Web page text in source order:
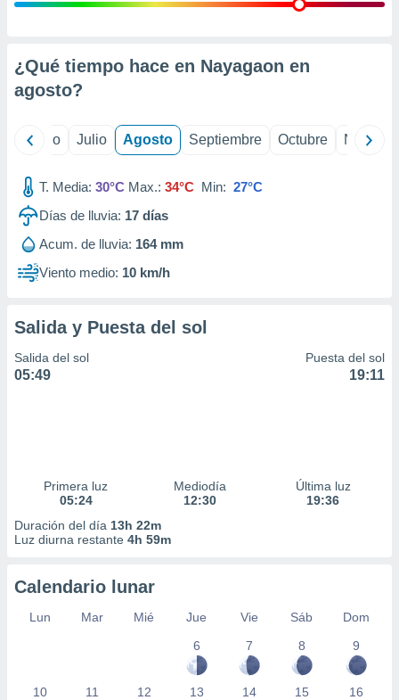
e
mediante
de
1199
¿Qué tiempo hace en Nayagaon en
agosto?
Junio Julio Agosto Septiembre Octubre
T. Media: 30°C Max.: 34°C Min: 27°C
Días de lluvia: 17 días
Acum. de lluvia: 164 mm
Viento medio: 10 km/h
Salida y Puesta del sol
Salida del sol
05:49
Puesta del sol
19:11
Primera luz
05:24
Mediodía
12:30
Última luz
19:36
Duración del día 13h 22m
Luz diurna restante 4h 59m
Calendario lunar
Lun Mar Mié Jue Vie Sáb
Dom
6
7 8 9
10 11 12 13 14 15 16